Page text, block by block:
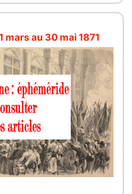
mars au 30 mai 1871